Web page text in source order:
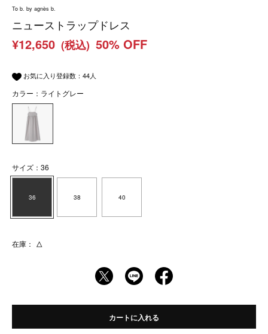
To b. by agnès b.
ニューストラップドレス
¥12,650 (税込) 50% OFF
お気に入り登録数： 44人
カラー：ライトグレー
サイズ：36
36 38 40
在庫： △
カートに入れる